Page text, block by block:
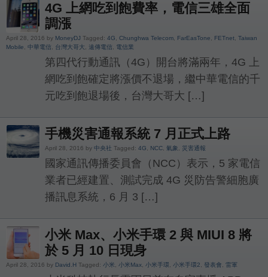
4G 上網吃到飽費率，電信三雄全面
調漲
April 28, 2016 by MoneyDJ Tagged: 4G Chunghwa Telecom FarEasTone FETnet Taiwan
Mobile
中華電信 台灣大哥大 遠傳電信 電信業
第四代行動通訊（4G）開台將滿兩年，4G 上
網吃到飽確定將漲價不退場，繼中華電信的千
元吃到飽退場後，台灣大哥大 […]
手機災害通報系統 7 月正式上路
April 28, 2016 by 中央社 Tagged: 4G NCC 氣象 災害通報
國家通訊傳播委員會（NCC）表示，5 家電信
業者已經建置、測試完成 4G 災防告警細胞廣
播訊息系統，6 月 3 […]
小米 Max、小米手環 2 與 MIUI 8 將
於 5 月 10 日現身
April 28, 2016 by David.H Tagged: 小米 小米Max 小米手環 小米手環2 發表會 雷軍